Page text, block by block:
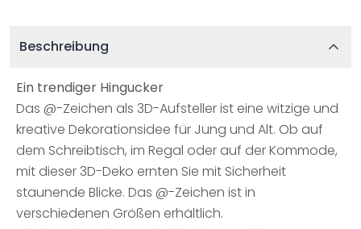
Beschreibung
Ein trendiger Hingucker
Das @-Zeichen als 3D-Aufsteller ist eine witzige und
kreative Dekorationsidee für Jung und Alt. Ob auf
dem Schreibtisch, im Regal oder auf der Kommode,
mit dieser 3D-Deko ernten Sie mit Sicherheit
staunende Blicke. Das @-Zeichen ist in
verschiedenen Größen erhältlich.